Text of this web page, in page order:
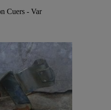
Cuers - Var